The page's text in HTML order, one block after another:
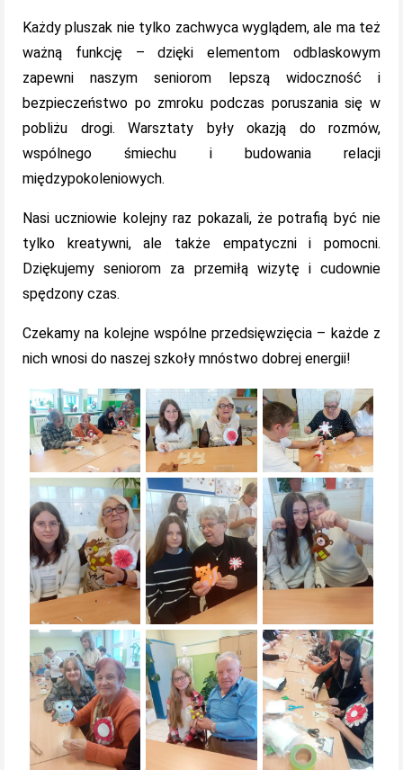
Każdy pluszak nie tylko zachwyca wyglądem, ale ma też
ważną funkcję – dzięki elementom odblaskowym
zapewni naszym seniorom lepszą widoczność i
bezpieczeństwo po zmroku podczas poruszania się w
pobliżu drogi. Warsztaty były okazją do rozmów,
wspólnego śmiechu i budowania relacji
międzypokoleniowych.
Nasi uczniowie kolejny raz pokazali, że potrafią być nie
tylko kreatywni, ale także empatyczni i pomocni.
Dziękujemy seniorom za przemiłą wizytę i cudownie
spędzony czas.
Czekamy na kolejne wspólne przedsięwzięcia – każde z
nich wnosi do naszej szkoły mnóstwo dobrej energii!